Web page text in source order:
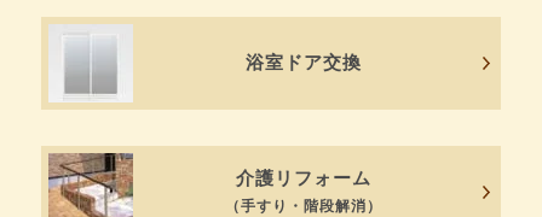
浴室ドア交換
介護リフォーム
（手すり・階段解消）